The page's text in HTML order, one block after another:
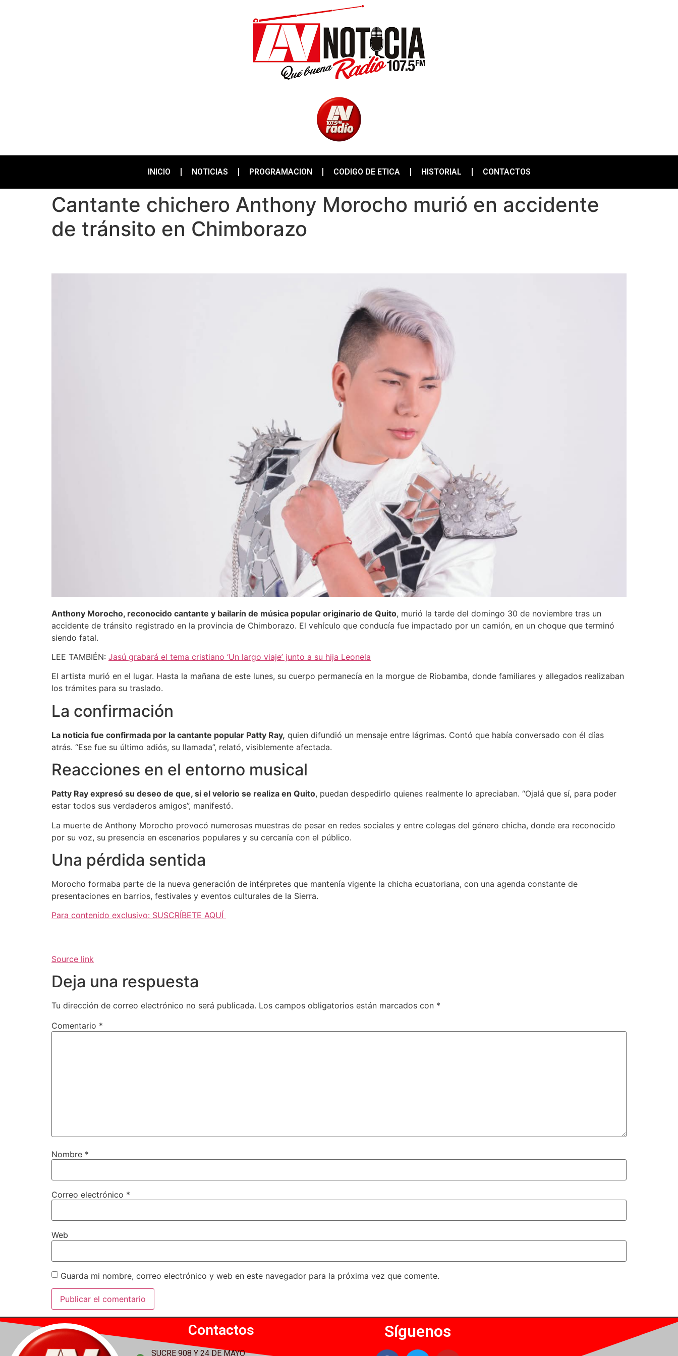
INICIO NOTICIAS PROGRAMACION CODIGO DE ETICA HISTORIAL CONTACTOS
Cantante chichero Anthony Morocho murió en accidente
de tránsito en Chimborazo
Anthony Morocho, reconocido cantante y bailarín de música popular originario de Quito, murió la tarde del domingo 30 de noviembre tras un
accidente de tránsito registrado en la provincia de Chimborazo. El vehículo que conducía fue impactado por un camión, en un choque que terminó
siendo fatal.
LEE TAMBIÉN: Jasú grabará el tema cristiano ‘Un largo viaje’ junto a su hija Leonela
El artista murió en el lugar. Hasta la mañana de este lunes, su cuerpo permanecía en la morgue de Riobamba, donde familiares y allegados realizaban
los trámites para su traslado.
La confirmación
La noticia fue confirmada por la cantante popular Patty Ray, quien difundió un mensaje entre lágrimas. Contó que había conversado con él días
atrás. “Ese fue su último adiós, su llamada”, relató, visiblemente afectada.
Reacciones en el entorno musical
Patty Ray expresó su deseo de que, si el velorio se realiza en Quito, puedan despedirlo quienes realmente lo apreciaban. “Ojalá que sí, para poder
estar todos sus verdaderos amigos”, manifestó.
La muerte de Anthony Morocho provocó numerosas muestras de pesar en redes sociales y entre colegas del género chicha, donde era reconocido
por su voz, su presencia en escenarios populares y su cercanía con el público.
Una pérdida sentida
Morocho formaba parte de la nueva generación de intérpretes que mantenía vigente la chicha ecuatoriana, con una agenda constante de
presentaciones en barrios, festivales y eventos culturales de la Sierra.
Para contenido exclusivo: SUSCRÍBETE AQUÍ
Source link
Deja una respuesta
Tu dirección de correo electrónico no será publicada. Los campos obligatorios están marcados con *
Comentario *
Nombre *
Correo electrónico *
Web
Guarda mi nombre, correo electrónico y web en este navegador para la próxima vez que comente.
Contactos
SUCRE 908 Y 24 DE MAYO
Síguenos